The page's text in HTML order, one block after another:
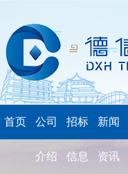
首页 公司
介绍
招标
信息
新闻
资讯